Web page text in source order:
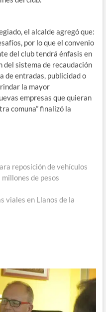
el alcalde agregó que:
por lo que el convenio
del club tendrá énfasis en
del sistema de recaudación
de entradas, publicidad o
la mayor
empresas que quieran
comuna” finalizó la
reposición de vehículos
de pesos
viales en Llanos de la